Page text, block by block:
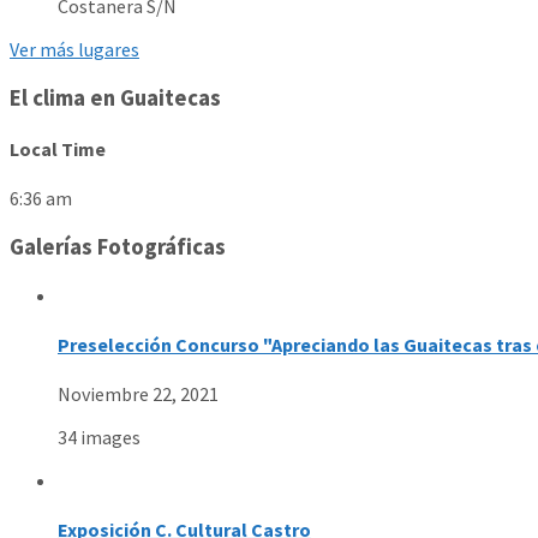
Costanera S/N
Ver más lugares
El clima en Guaitecas
Local Time
6:36 am
Galerías Fotográficas
Preselección Concurso "Apreciando las Guaitecas
Noviembre 22, 2021
34 images
Exposición C. Cultural Castro